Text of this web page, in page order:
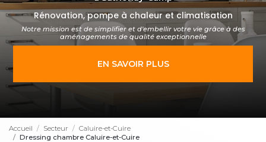
Rénovation, pompe à chaleur et climatisation
Notre mission est de simplifier et d'embellir votre vie grâce à des
aménagementsde qualité exceptionnelle
EN SAVOIR PLUS
Accueil Secteur
Caluire-et-Cuire
Dressing chambre Caluire-et-Cuire